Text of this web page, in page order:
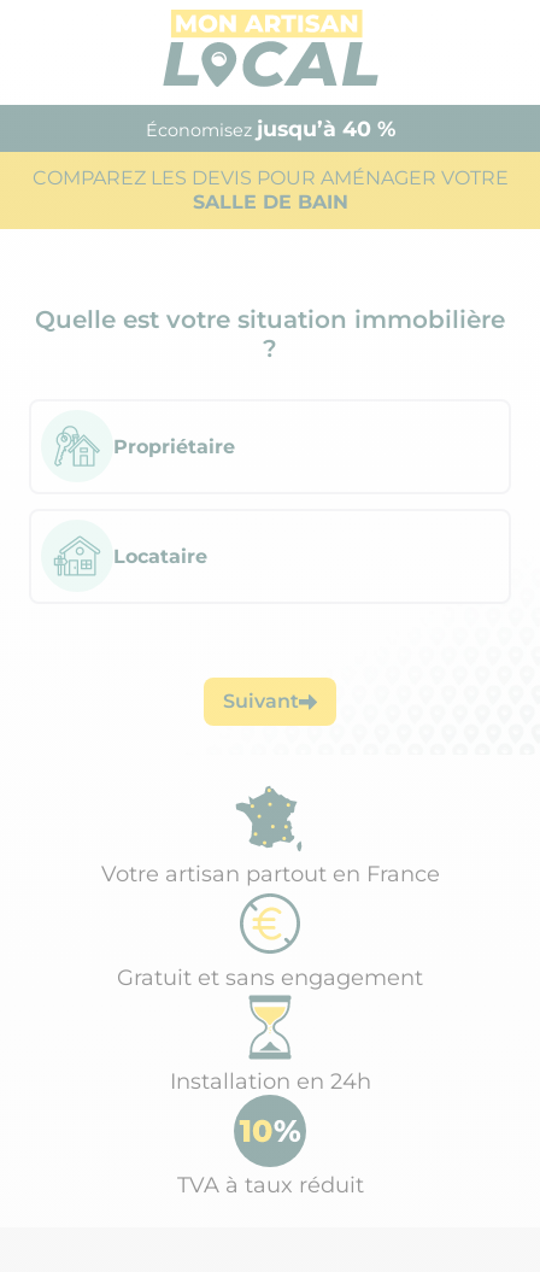
Économisez jusqu’à 40 %
COMPAREZ LES DEVIS POUR AMÉNAGER VOTRE
SALLE DE BAIN
Quelle est votre situation immobilière
?
Propriétaire
Locataire
Suivant
Votre artisan partout en France
Gratuit et sans engagement
Installation en 24h
TVA à taux réduit